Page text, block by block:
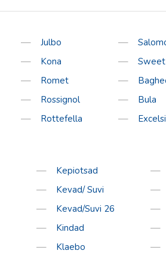
Julbo
Kona
Romet
Rossignol
Rottefella
Bula
Kepiotsad
Kevad/ Suvi
Kevad/Suvi 26
Kindad
Klaebo
Salomon
Bula
Excelsior
Fischer
Hoka
Johaug